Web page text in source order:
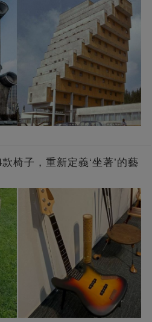
椅子，重新定義‘坐著’的藝